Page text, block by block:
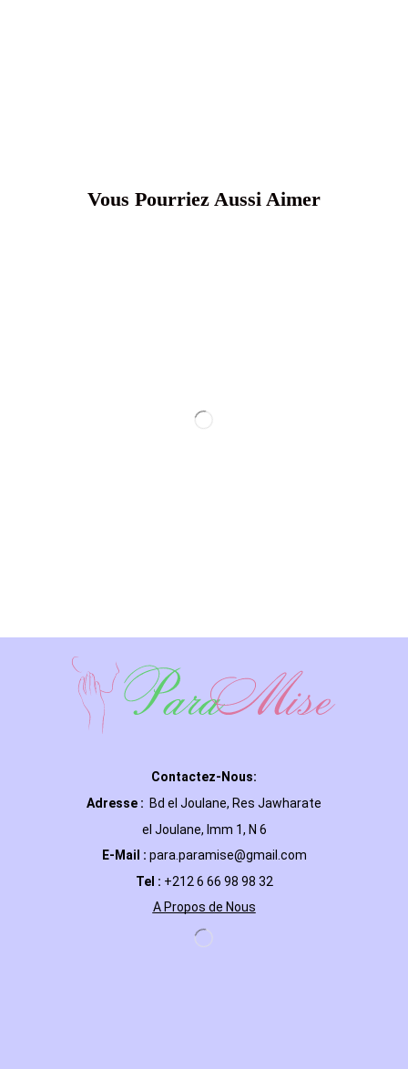
Vous Pourriez Aussi Aimer
Contactez-Nous:
Adresse : Bd el Joulane, Res Jawharate
el Joulane, Imm 1, N 6
E-Mail : para.paramise@gmail.com
Tel : +212 6 66 98 98 32
A Propos de Nous